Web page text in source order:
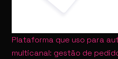
Plataforma que uso para
multicanal: gestão de